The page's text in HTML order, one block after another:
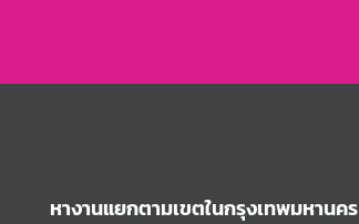
หางานแยกตามเขตในกรุงเทพมหานคร